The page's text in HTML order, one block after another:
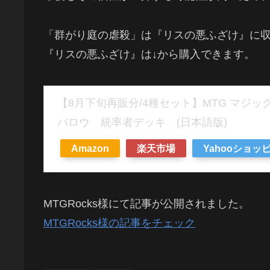
「群がり庭の虐殺」は『リスの悪ふざけ』に
『リスの悪ふざけ』は↓から購入できます。
【8月下旬再販分/4種セット】MTG マジ
バロウ 統率者デッキ (日本語版)
Amazon 楽天市場 Yahooショッ
MTGRocks様にて記事が公開されました。
MTGRocks様の記事をチェック